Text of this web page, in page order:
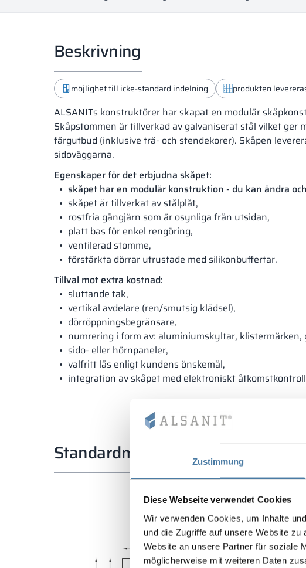
Zustimmung
Diese Webseite verwendet Cookies
Wir verwenden Cookies, um Inhalte
und die Zugriffe auf unsere Website
Website an unsere Partner für soziale
möglicherweise mit weiteren Daten
Beskrivning
möjlighet till icke-standard indelning produkten
ALSANITs konstruktörer har skapat en modulär
Skåpstommen är tillverkad av galvaniserat stål vilket
färgutbud (inklusive trä- och stendekorer). Skåpen
sidoväggarna.
Egenskaper för det erbjudna skåpet:
skåpet har en modulär konstruktion - du kan ändra
skåpet är tillverkat av stålplåt,
rostfria gångjärn som är osynliga från utsidan,
platt bas för enkel rengöring,
ventilerad stomme,
förstärkta dörrar utrustade med silikonbuffertar.
Tillval mot extra kostnad:
sluttande tak,
vertikal avdelare (ren/smutsig klädsel),
dörröppningsbegränsare,
numrering i form av: aluminiumskyltar, klistermärken,
sido- eller hörnpaneler,
valfritt lås enligt kundens önskemål,
integration av skåpet med elektroniskt
Standardmått